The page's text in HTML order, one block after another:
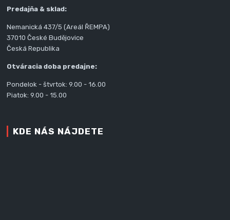
Predajňa & sklad:
Nemanická 437/5 (Areál ŘEMPA)
37010 České Budějovice
Česká Republika
Otváracia doba predajne:
Pondelok - štvrtok: 9.00 - 16.00
Piatok: 9.00 - 15.00
KDE NÁS NÁJDETE